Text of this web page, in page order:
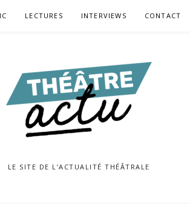
LECTURES INTERVIEWS CONTACT
LE SITE DE L’ACTUALITÉ THÉÂTRALE